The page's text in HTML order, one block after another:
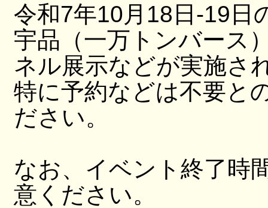
令和7年10月18日-19日
宇品（一万トンバース
ネル展示などが実施さ
特に予約などは不要と
ださい。
なお、イベント終了時
意ください。